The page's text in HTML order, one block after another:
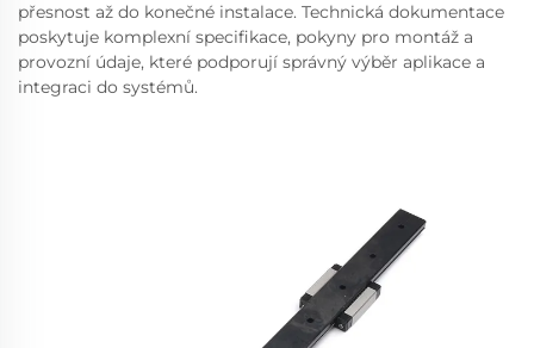
přesnost až do konečné instalace. Technická dokumentace
poskytuje komplexní specifikace, pokyny pro montáž a
provozní údaje, které podporují správný výběr aplikace a
integraci do systémů.